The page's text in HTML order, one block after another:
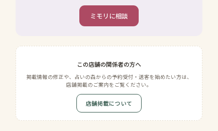
ミモリに相談
この店舗の関係者の方へ
掲載情報の修正や、占いの森からの予約受付・送客を始めたい方は、
店舗掲載のご案内をご覧ください。
店舗掲載について